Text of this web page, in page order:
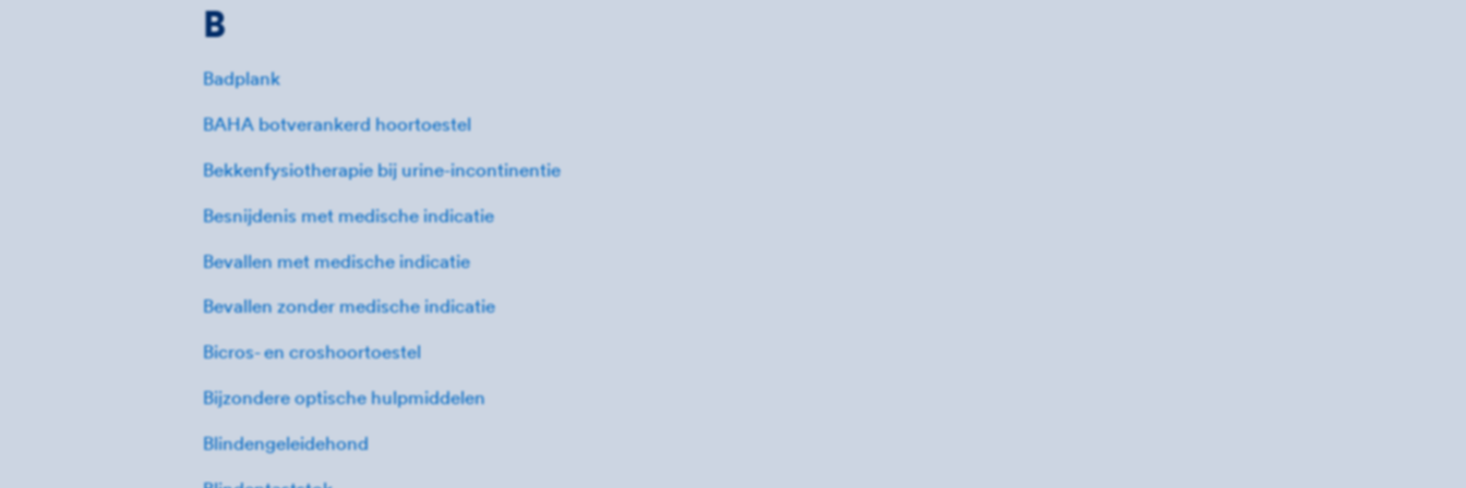
B
Badplank
BAHA botverankerd hoortoestel
Bekkenfysiotherapie bij urine-incontinentie
Besnijdenis met medische indicatie
Bevallen met medische indicatie
Bevallen zonder medische indicatie
Bicros- en croshoortoestel
Bijzondere optische hulpmiddelen
Blindengeleidehond